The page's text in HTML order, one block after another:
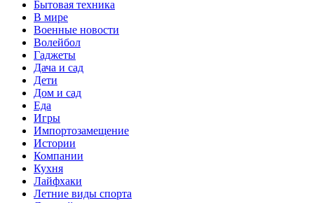
Бытовая техника
В мире
Военные новости
Волейбол
Гаджеты
Дача и сад
Дети
Дом и сад
Еда
Игры
Импортозамещение
Истории
Компании
Кухня
Лайфхаки
Летние виды спорта